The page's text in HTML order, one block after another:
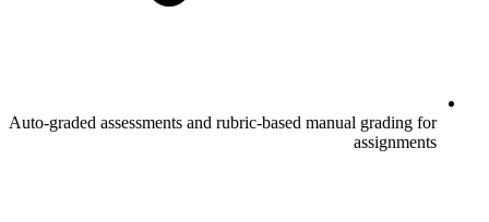
Auto-graded assessments and rubric-based manual grading for
assignments